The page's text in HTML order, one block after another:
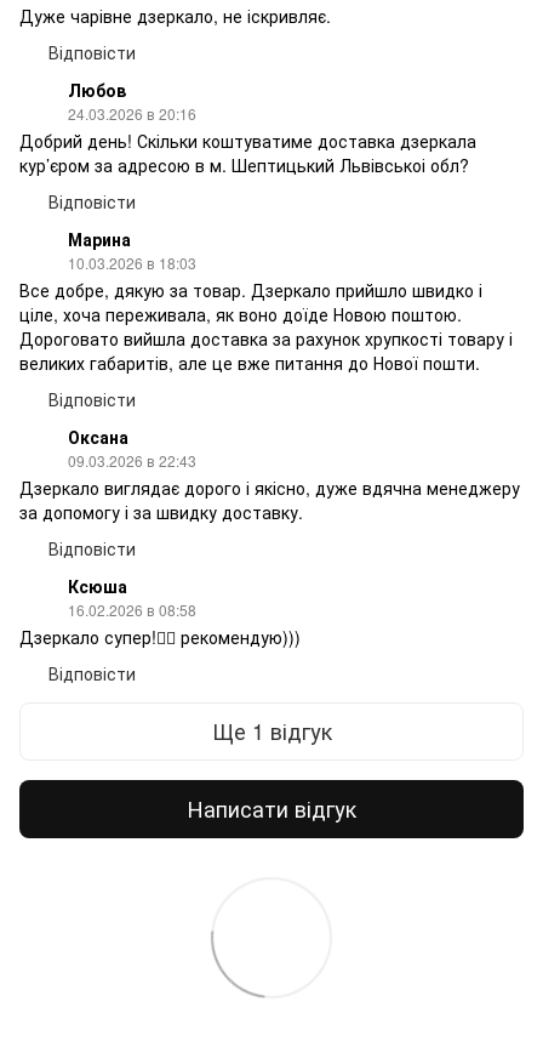
Дуже чарівне дзеркало, не іскривляє.
Відповісти
Любов
24.03.2026 в 20:16
Добрий день! Скільки коштуватиме доставка дзеркала
кур’єром за адресою в м. Шептицький Львівськоі обл?
Відповісти
Марина
10.03.2026 в 18:03
Все добре, дякую за товар. Дзеркало прийшло швидко і
ціле, хоча переживала, як воно доїде Новою поштою.
Дороговато вийшла доставка за рахунок хрупкості товару і
великих габаритів, але це вже питання до Нової пошти.
Відповісти
Оксана
09.03.2026 в 22:43
Дзеркало виглядає дорого і якісно, дуже вдячна менеджеру
за допомогу і за швидку доставку.
Відповісти
Ксюша
16.02.2026 в 08:58
Дзеркало супер!👍🏼 рекомендую)))
Відповісти
Ще 1 відгук
Написати відгук